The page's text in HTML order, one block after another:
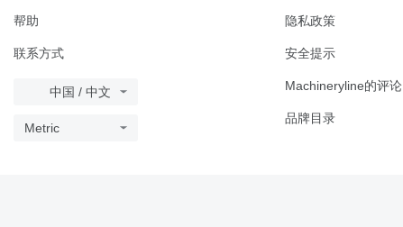
帮助
联系方式
中国 / 中文
Metric
隐私政策
安全提示
Machineryline的评论
品牌目录